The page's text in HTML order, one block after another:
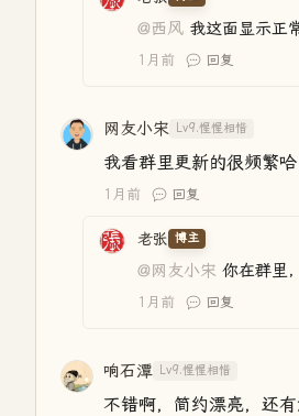
@西风 我这面显示正
1月前 回复
网友小宋 Lv9.惺惺相惜
我看群里更新的很频繁哈
1月前 回复
老张 博主
@网友小宋 你在群里
1月前 回复
响石潭 Lv9.惺惺相惜
不错啊，简约漂亮，还